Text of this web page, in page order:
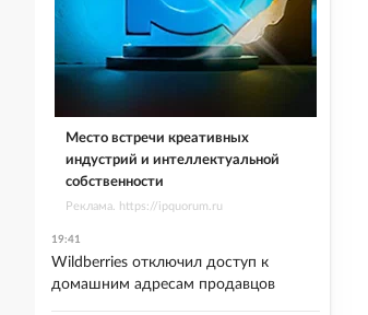
Место встречи креативных
индустрий и интеллектуальной
собственности
Реклама. https://ipquorum.ru
19:41
Wildberries отключил доступ к
домашним адресам продавцов